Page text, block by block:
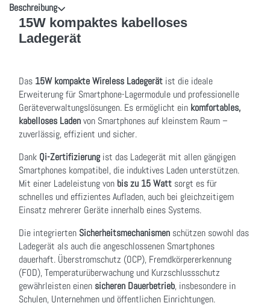
Beschreibung
15W kompaktes kabelloses
Ladegerät
Das 15W kompakte Wireless Ladegerät ist die ideale
Erweiterung für Smartphone-Lagermodule und professionelle
Geräteverwaltungs­lösungen. Es ermöglicht ein komfortables,
kabelloses Ladenvon Smartphones auf kleinstem Raum –
zuverlässig, effizient und sicher.
Dank Qi-Zertifizierungist das Ladegerät mit allen gängigen
Smartphones kompatibel, die induktives Laden unterstützen.
Mit einer Ladeleistung von bis zu 15 Watt sorgt es für
schnelles und effizientes Aufladen, auch bei gleichzeitigem
Einsatz mehrerer Geräte innerhalb eines Systems.
Die integrierten Sicherheitsmechanismen schützen sowohl das
Ladegerät als auch die angeschlossenen Smartphones
dauerhaft. Überstromschutz (OCP), Fremdkörpererkennung
(FOD), Temperaturüberwachung und Kurzschlussschutz
gewährleisten einen sicheren Dauerbetrieb, insbesondere in
Schulen, Unternehmen und öffentlichen Einrichtungen.